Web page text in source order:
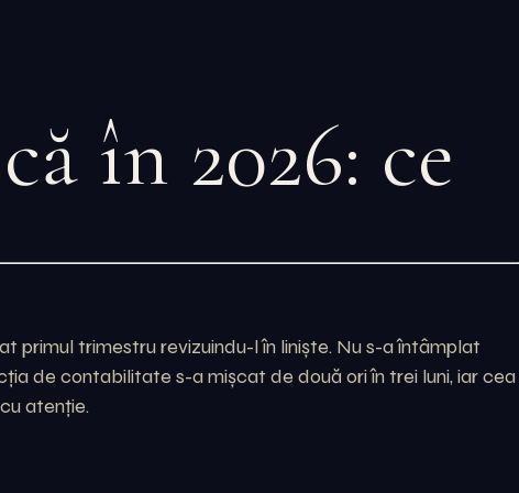
în 2026: ce
primul trimestru revizuindu-l în liniște. Nu s-a întâmplat
de contabilitate s-a mișcat de două ori în trei luni, iar cea
atenție.